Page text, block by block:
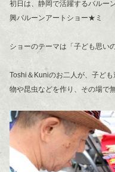
初日は、静岡で活躍するバルー
興バルーンアートショー★ミ
ショーのテーマは「子ども思い
Toshi＆Kuniのお二人が、子ど
物や昆虫などを作り、その場で